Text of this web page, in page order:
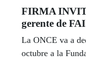
FIRMA
gerente de
La ONCE va a
octubre a la